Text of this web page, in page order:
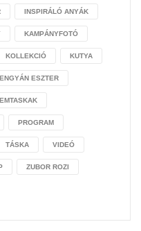
INSPIRÁLÓ ANYÁK
KAMPÁNYFOTÓ
KOLLEKCIÓ KUTYA
ESZTER
PROGRAM
TÁSKA VIDEÓ
ZUBOR ROZI